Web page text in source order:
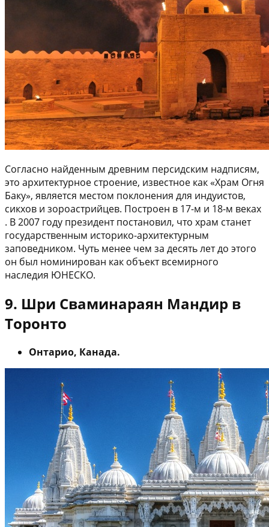
Согласно найденным древним персидским надписям,
это архитектурное строение, известное как «Храм Огня
Баку», является местом поклонения для индуистов,
сикхов и зороастрийцев. Построен в 17-м и 18-м веках
. В 2007 году президент постановил, что храм станет
государственным историко-архитектурным
заповедником. Чуть менее чем за десять лет до этого
он был номинирован как объект всемирного
наследия ЮНЕСКО.
9. Шри Сваминараян Мандир в
Торонто
Онтарио, Канада.